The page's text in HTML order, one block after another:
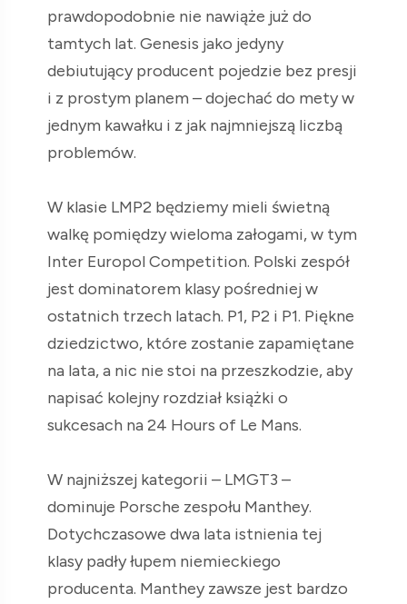
prawdopodobnie nie nawiąże już do
tamtych lat. Genesis jako jedyny
debiutujący producent pojedzie bez presji
i z prostym planem – dojechać do mety w
jednym kawałku i z jak najmniejszą liczbą
problemów.
W klasie LMP2 będziemy mieli świetną
walkę pomiędzy wieloma załogami, w tym
Inter Europol Competition. Polski zespół
jest dominatorem klasy pośredniej w
ostatnich trzech latach. P1, P2 i P1. Piękne
dziedzictwo, które zostanie zapamiętane
na lata, a nic nie stoi na przeszkodzie, aby
napisać kolejny rozdział książki o
sukcesach na 24 Hours of Le Mans.
W najniższej kategorii – LMGT3 –
dominuje Porsche zespołu Manthey.
Dotychczasowe dwa lata istnienia tej
klasy padły łupem niemieckiego
producenta. Manthey zawsze jest bardzo